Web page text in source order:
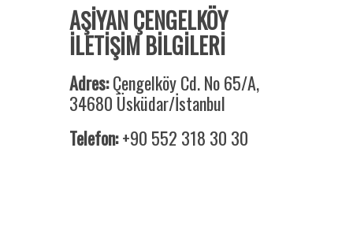
AŞİYAN ÇENGELKÖY
İLETİŞİM BİLGİLERİ
Adres:Çengelköy Cd. No 65/A,
34680 Üsküdar/İstanbul
Telefon:+90 552 318 30 30